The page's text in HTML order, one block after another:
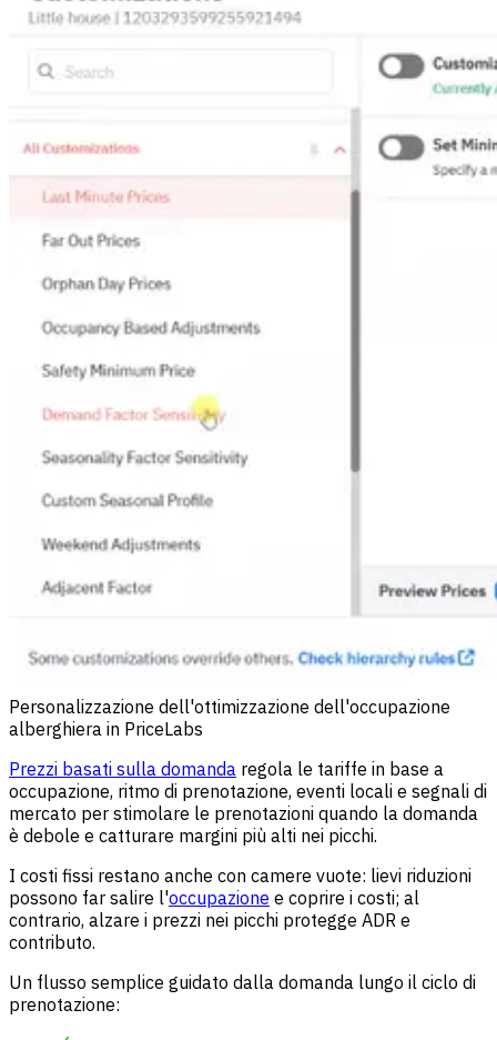
Personalizzazione dell'ottimizzazione dell'occupazione
alberghiera in PriceLabs
Prezzi basati sulla domanda regola le tariffe in base a
occupazione, ritmo di prenotazione, eventi locali e segnali di
mercato per stimolare le prenotazioni quando la domanda
è debole e catturare margini più alti nei picchi.
I costi fissi restano anche con camere vuote: lievi riduzioni
possono far salire l'occupazione e coprire i costi; al
contrario, alzare i prezzi nei picchi protegge ADR e
contributo.
Un flusso semplice guidato dalla domanda lungo il ciclo di
prenotazione: